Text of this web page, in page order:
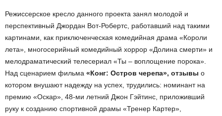
Режиссерское кресло данного проекта занял молодой и
перспективный Джордан Вот-Робертс, работавший над такими
картинами, как приключенческая комедийная драма «Короли
лета», многосерийный комедийный хоррор «Долина смерти» и
мелодраматический телесериал «Ты – воплощение порока».
Над сценарием фильма «Конг: Остров черепа», отзывы о
котором внушают надежду на успех, трудились: номинант на
премию «Оскар», 48-ми летний Джон Гэйтинс, приложивший
руку к созданию спортивной драмы «Тренер Картер»,